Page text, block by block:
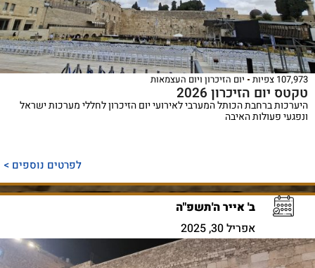
107,973 צפיות יום הזיכרון ויום העצמאות
טקטס יום הזיכרון 2026
היערכות ברחבת הכותל המערבי לאירועי יום הזיכרון לחללי מערכות ישראל
ונפגעי פעולות האיבה
לפרטים נוספים >
ב' אייר ה'תשפ"ה
אפריל 30, 2025